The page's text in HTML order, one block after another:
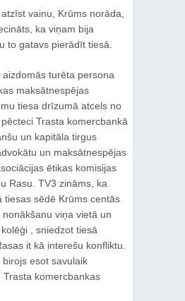
vainu, Krūms norāda,
ka viņam bija
to gatavs pierādīt tiesā.
turēta persona
maksātnespējas
tiesa drīzumā atcels no
Trasta komercbankā
un kapitāla tirgus
un maksātnespējas
ētikas komisijas
Rasu. TV3 zināms, ka
tiesas sēdē Krūms centās
viņa vietā un
, sniedzot tiesā
it kā interešu konfliktu.
esot savulaik
Trasta komercbankas